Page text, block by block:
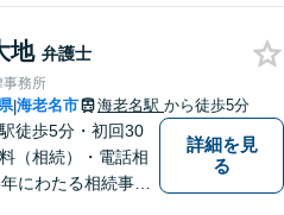
地 弁護士
事務所
|海老名市 海老名駅 から徒歩5分
駅徒歩5分・初回30
（相続）・電話相
にわたる相続事件
詳細を見
る